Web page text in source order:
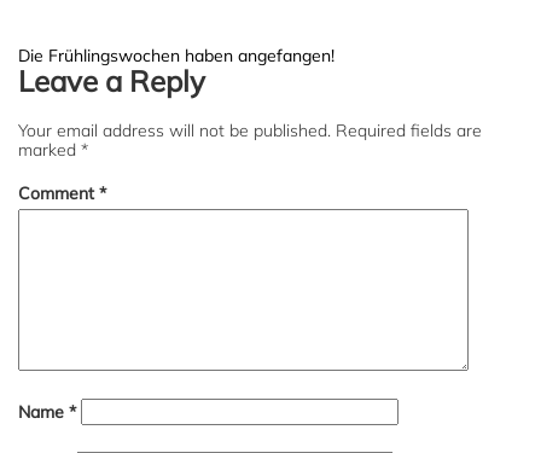
Post
navigation
Die Frühlingswochen haben angefangen!
Leave a Reply
Your email address will not be published. Required fields are
marked *
Comment*
Name *